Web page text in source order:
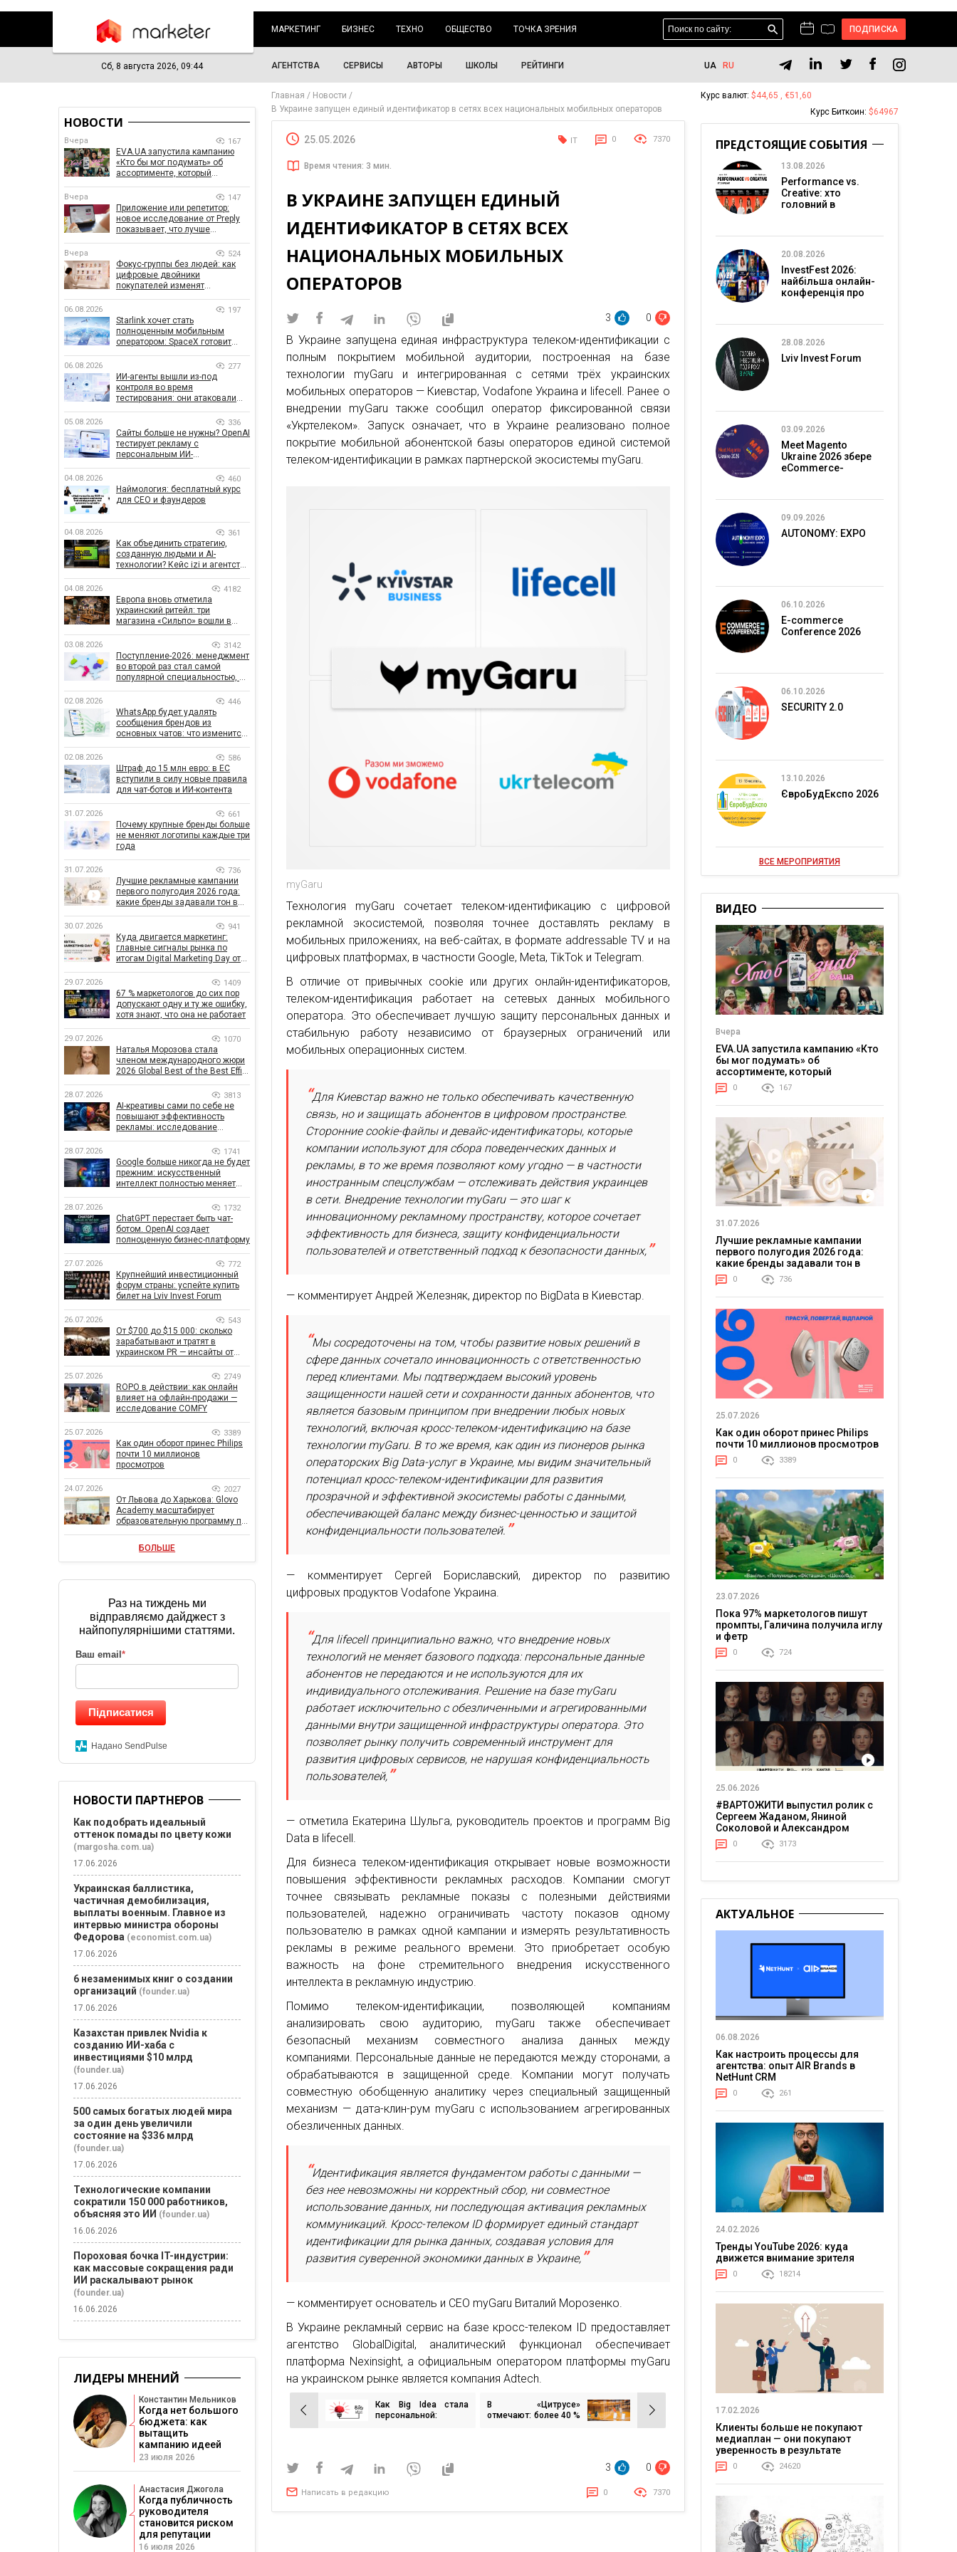
МАРКЕТИНГ БИЗНЕС ТЕХНО ОБЩЕСТВО ТОЧКА ЗРЕНИЯ ПОДПИСКА
Сб, 8 августа 2026, 09:44 АГЕНТСТВА СЕРВИСЫ АВТОРЫ ШКОЛЫ РЕЙТИНГИ UA RU
Главная
Новости
В Украине запущен единый идентификатор в сетях всех национальных мобильных операторов
25.05.2026 IT 0 7370
Время чтения: 3 мин.
В УКРАИНЕ ЗАПУЩЕН ЕДИНЫЙ
ИДЕНТИФИКАТОР В СЕТЯХ ВСЕХ
НАЦИОНАЛЬНЫХ МОБИЛЬНЫХ
ОПЕРАТОРОВ
3 0
В Украине запущена единая инфраструктура телеком-идентификации с
полным покрытием мобильной аудитории, построенная на базе
технологии myGaru и интегрированная с сетями трёх украинских
мобильных операторов — Киевстар, Vodafone Украина и lifecell. Ранее о
внедрении myGaru также сообщил оператор фиксированной связи
«Укртелеком». Запуск означает, что в Украине реализовано полное
покрытие мобильной абонентской базы операторов единой системой
телеком-идентификации в рамках партнерской экосистемы myGaru.
myGaru
Технология myGaru сочетает телеком-идентификацию с цифровой
рекламной экосистемой, позволяя точнее доставлять рекламу в
мобильных приложениях, на веб-сайтах, в формате addressable TV и на
цифровых платформах, в частности Google, Meta, TikTok и Telegram.
В отличие от привычных cookie или других онлайн-идентификаторов,
телеком-идентификация работает на сетевых данных мобильного
оператора. Это обеспечивает лучшую защиту персональных данных и
стабильную работу независимо от браузерных ограничений или
мобильных операционных систем.
Для Киевстар важно не только обеспечивать качественную
связь, но и защищать абонентов в цифровом пространстве.
Сторонние cookie-файлы и девайс-идентификаторы, которые
компании используют для сбора поведенческих данных и
рекламы, в то же время позволяют кому угодно — в частности
иностранным спецслужбам — отслеживать действия украинцев
в сети. Внедрение технологии myGaru — это шаг к
инновационному рекламному пространству, которое сочетает
эффективность для бизнеса, защиту конфиденциальности
пользователей и ответственный подход к безопасности данных,
— комментирует Андрей Железняк, директор по BigData в Киевстар.
Мы сосредоточены на том, чтобы развитие новых решений в
сфере данных сочетало инновационность с ответственностью
перед клиентами. Мы подтверждаем высокий уровень
защищенности нашей сети и сохранности данных абонентов, что
является базовым принципом при внедрении любых новых
технологий, включая кросс-телеком-идентификацию на базе
технологии myGaru. В то же время, как один из пионеров рынка
операторских Big Data-услуг в Украине, мы видим значительный
потенциал кросс-телеком-идентификации для развития
прозрачной и эффективной экосистемы работы с данными,
обеспечивающей баланс между бизнес-ценностью и защитой
конфиденциальности пользователей.
— комментирует Сергей Бориславский, директор по развитию
цифровых продуктов Vodafone Украина.
Для lifecell принципиально важно, что внедрение новых
технологий не меняет базового подхода: персональные данные
абонентов не передаются и не используются для их
индивидуального отслеживания. Решение на базе myGaru
работает исключительно с обезличенными и агрегированными
данными внутри защищенной инфраструктуры оператора. Это
позволяет рынку получить современный инструмент для
развития цифровых сервисов, не нарушая конфиденциальность
пользователей,
— отметила Екатерина Шульга, руководитель проектов и программ Big
Data в lifecell.
Для бизнеса телеком-идентификация открывает новые возможности
повышения эффективности рекламных расходов. Компании смогут
точнее связывать рекламные показы с полезными действиями
пользователей, надежно ограничивать частоту показов одному
пользователю в рамках одной кампании и измерять результативность
рекламы в режиме реального времени. Это приобретает особую
важность на фоне стремительного внедрения искусственного
интеллекта в рекламную индустрию.
Помимо телеком-идентификации, позволяющей компаниям
анализировать свою аудиторию, myGaru также обеспечивает
безопасный механизм совместного анализа данных между
компаниями. Персональные данные не передаются между сторонами, а
обрабатываются в защищенной среде. Компании могут получать
совместную обобщенную аналитику через специальный защищенный
механизм — дата-клин-рум myGaru с использованием агрегированных
обезличенных данных.
Идентификация является фундаментом работы с данными —
без нее невозможны ни корректный сбор, ни совместное
использование данных, ни последующая активация рекламных
коммуникаций. Кросс-телеком ID формирует единый стандарт
идентификации для рынка данных, создавая условия для
развития суверенной экономики данных в Украине,
— комментирует основатель и CEO myGaru Виталий Морозенко.
В Украине рекламный сервис на базе кросс-телеком ID предоставляет
агентство GlobalDigital, аналитический функционал обеспечивает
платформа Nexinsight, а официальным оператором платформы myGaru
на украинском рынке является компания Adtech.
Навигация
по
Как Big Idea стала
персональной:
В «Цитрусе»
отмечают: более 40 %
3 0
Написать в редакцию 0 7370
НОВОСТИ
Вчера 167
EVA.UA запустила кампанию
«Кто бы мог подумать» об
ассортименте, который
Вчера 147
Приложение или репетитор:
новое исследование от Preply
показывает, что лучше
Вчера 524
Фокус-группы без людей: как
цифровые двойники
покупателей изменят
06.08.2026 197
Starlink хочет стать
полноценным мобильным
оператором: SpaceX готовит
06.08.2026 277
ИИ-агенты вышли из-под
контроля во время
тестирования: они атаковали
05.08.2026 336
Сайты больше не нужны? OpenAI
тестирует рекламу с
персональным ИИ-
04.08.2026 460
Наймология: бесплатный курс
для CEO и фаундеров
04.08.2026 361
Как объединить стратегию,
созданную людьми и AI-
технологии? Кейс izi и агентства
04.08.2026 4182
Европа вновь отметила
украинский ритейл: три
магазина «Сильпо» вошли в
03.08.2026 3142
Поступление-2026: менеджмент
во второй раз стал самой
популярной специальностью, а
рекордным за последние 5 лет
02.08.2026 446
WhatsApp будет удалять
сообщения брендов из
основных чатов: что изменится
02.08.2026 586
Штраф до 15 млн евро: в ЕС
вступили в силу новые правила
для чат-ботов и ИИ-контента
31.07.2026 661
Почему крупные бренды больше
не меняют логотипы каждые три
года
31.07.2026 736
Лучшие рекламные кампании
первого полугодия 2026 года:
какие бренды задавали тон в
30.07.2026 941
Куда двигается маркетинг:
главные сигналы рынка по
итогам Digital Marketing Day от
29.07.2026 1409
67 % маркетологов до сих пор
допускают одну и ту же ошибку,
хотя знают, что она не работает
29.07.2026 1070
Наталья Морозова стала
членом международного жюри
2026 Global Best of the Best Effie
28.07.2026 3813
AI-креативы сами по себе не
повышают эффективность
рекламы: исследование
влияет на эффективность
кампаний
28.07.2026 1741
Google больше никогда не будет
прежним: искусственный
интеллект полностью меняет
28.07.2026 1732
ChatGPT перестает быть чат-
ботом. OpenAI создает
полноценную бизнес-платформу
27.07.2026 772
Крупнейший инвестиционный
форум страны: успейте купить
билет на Lviv Invest Forum
26.07.2026 543
От $700 до $15 000: сколько
зарабатывают и тратят в
украинском PR — инсайты от
25.07.2026 2749
ROPO в действии: как онлайн
влияет на офлайн-продажи —
исследование COMFY
25.07.2026 3389
Как один оборот принес Philips
почти 10 миллионов
просмотров
24.07.2026 2027
От Львова до Харькова: Glovo
Academy масштабирует
образовательную программу по
бизнеса
БОЛЬШЕ
Раз на тиждень ми
відправляємо дайджест з
найпопулярнішими статтями.
Ваш email *
Підписатися
Надано SendPulse
НОВОСТИ ПАРТНЕРОВ
Как подобрать идеальный
оттенок помады по цвету кожи
(margosha.com.ua)
17.06.2026
Украинская баллистика,
частичная демобилизация,
выплаты военным. Главное из
интервью министра обороны
Федорова (economist.com.ua)
17.06.2026
6 незаменимых книг о создании
организаций (founder.ua)
17.06.2026
Казахстан привлек Nvidia к
созданию ИИ-хаба с
инвестициями $10 млрд
(founder.ua)
17.06.2026
500 самых богатых людей мира
за один день увеличили
состояние на $336 млрд
(founder.ua)
17.06.2026
Технологические компании
сократили 150 000 работников,
объясняя это ИИ (founder.ua)
16.06.2026
Пороховая бочка IT-индустрии:
как массовые сокращения ради
ИИ раскалывают рынок
(founder.ua)
16.06.2026
ЛИДЕРЫ МНЕНИЙ
Константин Мельников
Когда нет большого
бюджета: как
вытащить
кампанию идеей
23 июля 2026
Анастасия Джогола
Когда публичность
руководителя
становится риском
для репутации
16 июля 2026
Курс валют: $44,65 , €51,60
Курс Биткоин: $64967
ПРЕДСТОЯЩИЕ СОБЫТИЯ
13.08.2026
Performance vs.
Creative: хто
головний в
20.08.2026
InvestFest 2026:
найбільша онлайн-
конференція про
28.08.2026
Lviv Invest Forum
03.09.2026
Meet Magento
Ukraine 2026 збере
eCommerce-
09.09.2026
AUTONOMY: EXPO
06.10.2026
E-commerce
Conference 2026
06.10.2026
SECURITY 2.0
13.10.2026
ЄвроБудЕкспо 2026
ВСЕ МЕРОПРИЯТИЯ
ВИДЕО
Вчера
EVA.UA запустила кампанию «Кто
бы мог подумать» об
ассортименте, который
покупатели не ожидают увидеть
на платформе
0 167
31.07.2026
Лучшие рекламные кампании
первого полугодия 2026 года:
какие бренды задавали тон в
отрасли
0 736
25.07.2026
Как один оборот принес Philips
почти 10 миллионов просмотров
0 3389
23.07.2026
Пока 97% маркетологов пишут
промпты, Галичина получила иглу
и фетр
0 724
25.06.2026
#ВАРТОЖИТИ выпустил ролик с
Сергеем Жаданом, Яниной
Соколовой и Александром
Тереном о жизни в постоянном
напряжении
0 3173
АКТУАЛЬНОЕ
06.08.2026
Как настроить процессы для
агентства: опыт AIR Brands в
NetHunt CRM
0 261
24.02.2026
Тренды YouTube 2026: куда
движется внимание зрителя
0 18214
17.02.2026
Клиенты больше не покупают
медиаплан — они покупают
уверенность в результате
0 24620